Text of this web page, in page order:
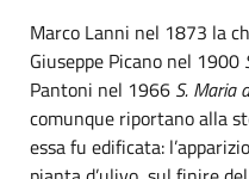
Marco Lanni nel 1873 la
Giuseppe Picano nel 1900
Pantoni nel 1966 S. Maria
comunque riportano alla
essa fu edificata: